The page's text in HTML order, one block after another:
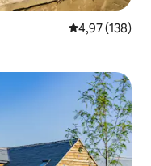
Prosječna
4,97 (138)
„Odabrali gosti”